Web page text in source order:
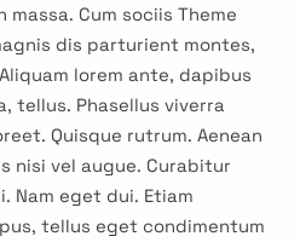
Cum sociis Theme
dis parturient montes,
lorem ante, dapibus
tellus. Phasellus viverra
Quisque rutrum. Aenean
nisi vel augue. Curabitur
Nam eget dui. Etiam
tellus eget condimentum